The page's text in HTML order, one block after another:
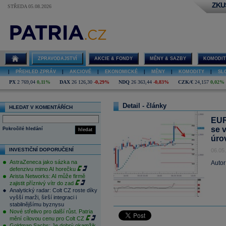
STŘEDA 05.08.2026
ZPRAVODAJSTVÍ AKCIE & FONDY MĚNY & SAZBY
PŘEHLED ZPRÁV AKCIOVÉ EKONOMICKÉ MĚNY KOMODITY
PX 2 769,04 0,11% DAX 26 126,30 -0,29% NDQ 26 363,44 -0,83% CZK/€ 24,157 0,02%
HLEDAT V KOMENTÁŘÍCH
hledat
Pokročilé hledání
INVESTIČNÍ DOPORUČENÍ
AstraZeneca jako sázka na
defenzivu mimo AI horečku
Arista Networks: AI může firmě
zajistit příznivý vítr do zad
Analytický radar: Colt CZ roste díky
vyšší marži, širší integraci i
stabilnějšímu byznysu
Nové střelivo pro další růst. Patria
mění cílovou cenu pro Colt CZ
Detail - články
se